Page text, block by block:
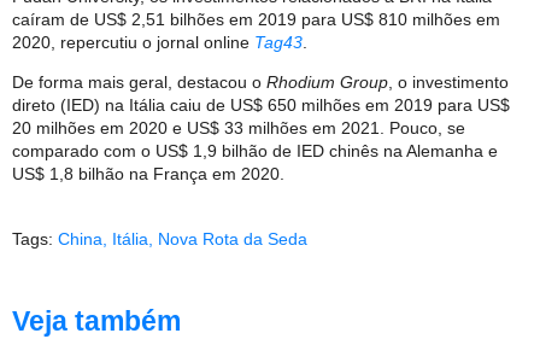
caíram de US$ 2,51 bilhões em 2019 para US$ 810 milhões em
2020, repercutiu o jornal online Tag43
De forma mais geral, destacou o Rhodium Group, o investimento
direto (IED) na Itália caiu de US$ 650 milhões em 2019 para US$
20 milhões em 2020 e US$ 33 milhões em 2021. Pouco, se
comparado com o US$ 1,9 bilhão de IED chinês na Alemanha e
US$ 1,8 bilhão na França em 2020.
Tags: China Itália Nova Rota da Seda
Veja também